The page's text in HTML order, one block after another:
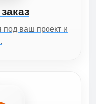
ваш проект и